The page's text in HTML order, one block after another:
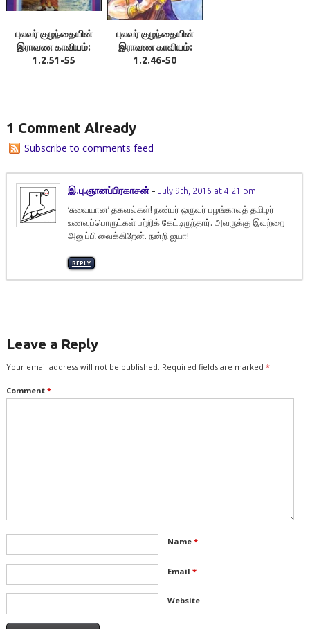
புலவர் குழந்தையின்
இராவண காவியம்:
1.2.51-55
புலவர் குழந்தையின்
இராவண காவியம்:
1.2.46-50
1 Comment Already
Subscribe to comments feed
இ.பு.ஞானப்பிரகாசன் - July 9th, 2016 at 4:21 pm
‘சுவையான’ தகவல்கள்! நண்பர் ஒருவர் பழங்காலத் தமிழர்
உணவுப்பொருட்கள் பற்றிக் கேட்டிருந்தார். அவருக்கு இவற்றை
அனுப்பி வைக்கிறேன். நன்றி ஐயா!
REPLY
Leave a Reply
Your email address will not be published. Required fields are marked *
Comment *
Name *
Email *
Website